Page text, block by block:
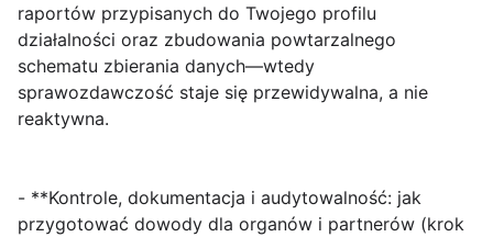
raportów przypisanych do Twojego profilu
działalności oraz zbudowania powtarzalnego
schematu zbierania danych—wtedy
sprawozdawczość staje się przewidywalna, a nie
reaktywna.
- **Kontrole, dokumentacja i audytowalność: jak
przygotować dowody dla organów i partnerów (krok